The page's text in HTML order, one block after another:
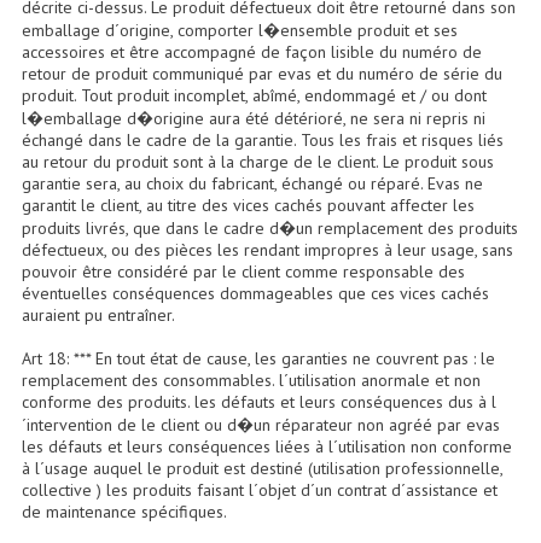
Projecteurs Découpes
Projecteurs Par : 16 À 64 Et Autres
Projecteurs Poursuite
Projecteurs Théatre: Plan Convexe Fresnel
Rampe De Spots
Scanners
Stroboscopes
Câbles, Connectiques.
Câblage Electrique
Câble Rallonge DMX512 MIDI
Câbles Module, Cables Audio
décrite ci-dessus. Le produit défectueux doit être retourné dans son
emballage d´origine, comporter l�ensemble produit et ses
accessoires et être accompagné de façon lisible du numéro de
retour de produit communiqué par evas et du numéro de série du
produit. Tout produit incomplet, abîmé, endommagé et / ou dont
l�emballage d�origine aura été détérioré, ne sera ni repris ni
échangé dans le cadre de la garantie. Tous les frais et risques liés
au retour du produit sont à la charge de le client. Le produit sous
garantie sera, au choix du fabricant, échangé ou réparé. Evas ne
garantit le client, au titre des vices cachés pouvant affecter les
produits livrés, que dans le cadre d�un remplacement des produits
défectueux, ou des pièces les rendant impropres à leur usage, sans
pouvoir être considéré par le client comme responsable des
éventuelles conséquences dommageables que ces vices cachés
auraient pu entraîner.
Art 18: *** En tout état de cause, les garanties ne couvrent pas : le
remplacement des consommables. l´utilisation anormale et non
conforme des produits. les défauts et leurs conséquences dus à l
´intervention de le client ou d�un réparateur non agréé par evas
les défauts et leurs conséquences liées à l´utilisation non conforme
à l´usage auquel le produit est destiné (utilisation professionnelle,
collective ) les produits faisant l´objet d´un contrat d´assistance et
de maintenance spécifiques.